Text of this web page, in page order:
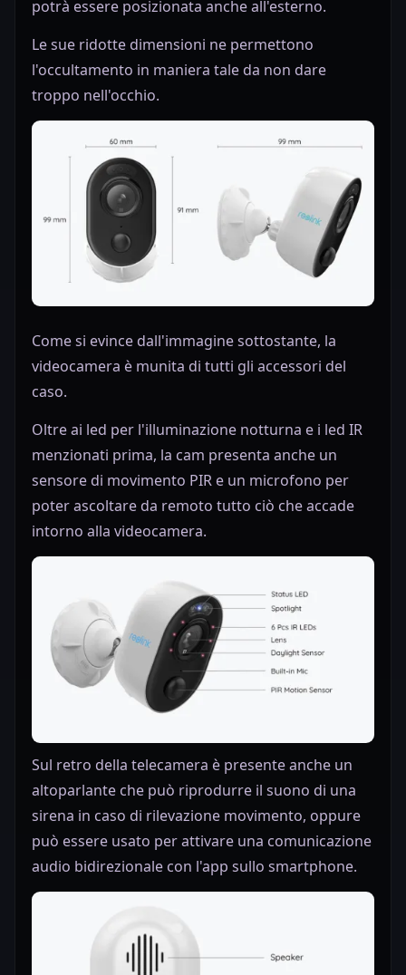
potrà essere posizionata anche all'esterno.
Le sue ridotte dimensioni ne permettono
l'occultamento in maniera tale da non dare
troppo nell'occhio.
Come si evince dall'immagine sottostante, la
videocamera è munita di tutti gli accessori del
caso.
Oltre ai led per l'illuminazione notturna e i led IR
menzionati prima, la cam presenta anche un
sensore di movimento PIR e un microfono per
poter ascoltare da remoto tutto ciò che accade
intorno alla videocamera.
Sul retro della telecamera è presente anche un
altoparlante che può riprodurre il suono di una
sirena in caso di rilevazione movimento, oppure
può essere usato per attivare una comunicazione
audio bidirezionale con l'app sullo smartphone.